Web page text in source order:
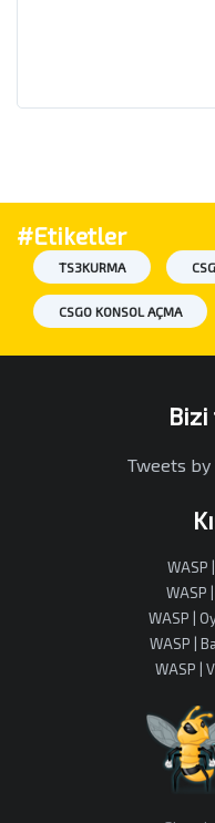
#Etiketler
TS3KURMA
CSGO KONSOL AÇMA
Tweets by
WASP
WASP
WASP |
WASP |
WASP |